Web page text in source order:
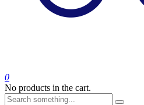
0
No products in the cart.